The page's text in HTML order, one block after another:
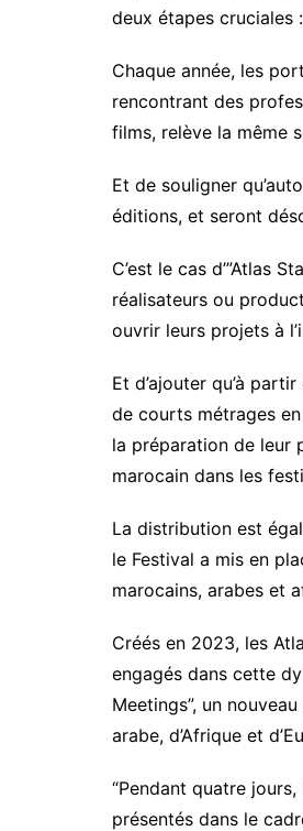
deux étapes
Chaque année, les
rencontrant des
films, relève la même
Et de souligner
éditions, et seront
C’est le cas d’”Atlas
réalisateurs ou
ouvrir leurs projets à
Et d’ajouter qu’à
de courts métrages
la préparation de leur
marocain dans les
La distribution est
le Festival a mis en
marocains, arabes et
Créés en 2023, les
engagés dans cette
Meetings”, un
arabe, d’Afrique et
“Pendant quatre
présentés dans le